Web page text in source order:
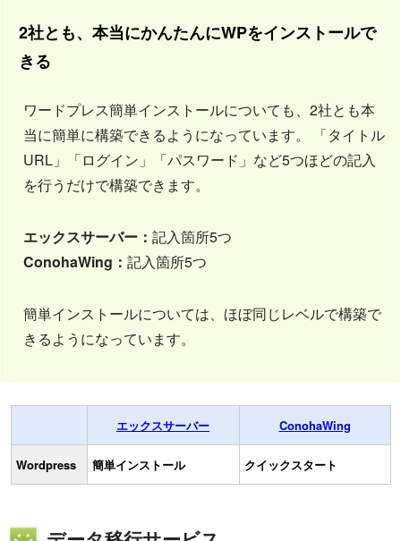
2社とも、本当にかんたんにWPをインストールで
きる
ワードプレス簡単インストールについても、2社とも本
当に簡単に構築できるようになっています。 「タイトル
URL」「ログイン」「パスワード」など5つほどの記入
を行うだけで構築できます。
エックスサーバー：記入箇所5つ
ConohaWing：記入箇所5つ
簡単インストールについては、ほぼ同じレベルで構築で
きるようになっています。
エックスサーバー ConohaWing
Wordpress 簡単インストール クイックスタート